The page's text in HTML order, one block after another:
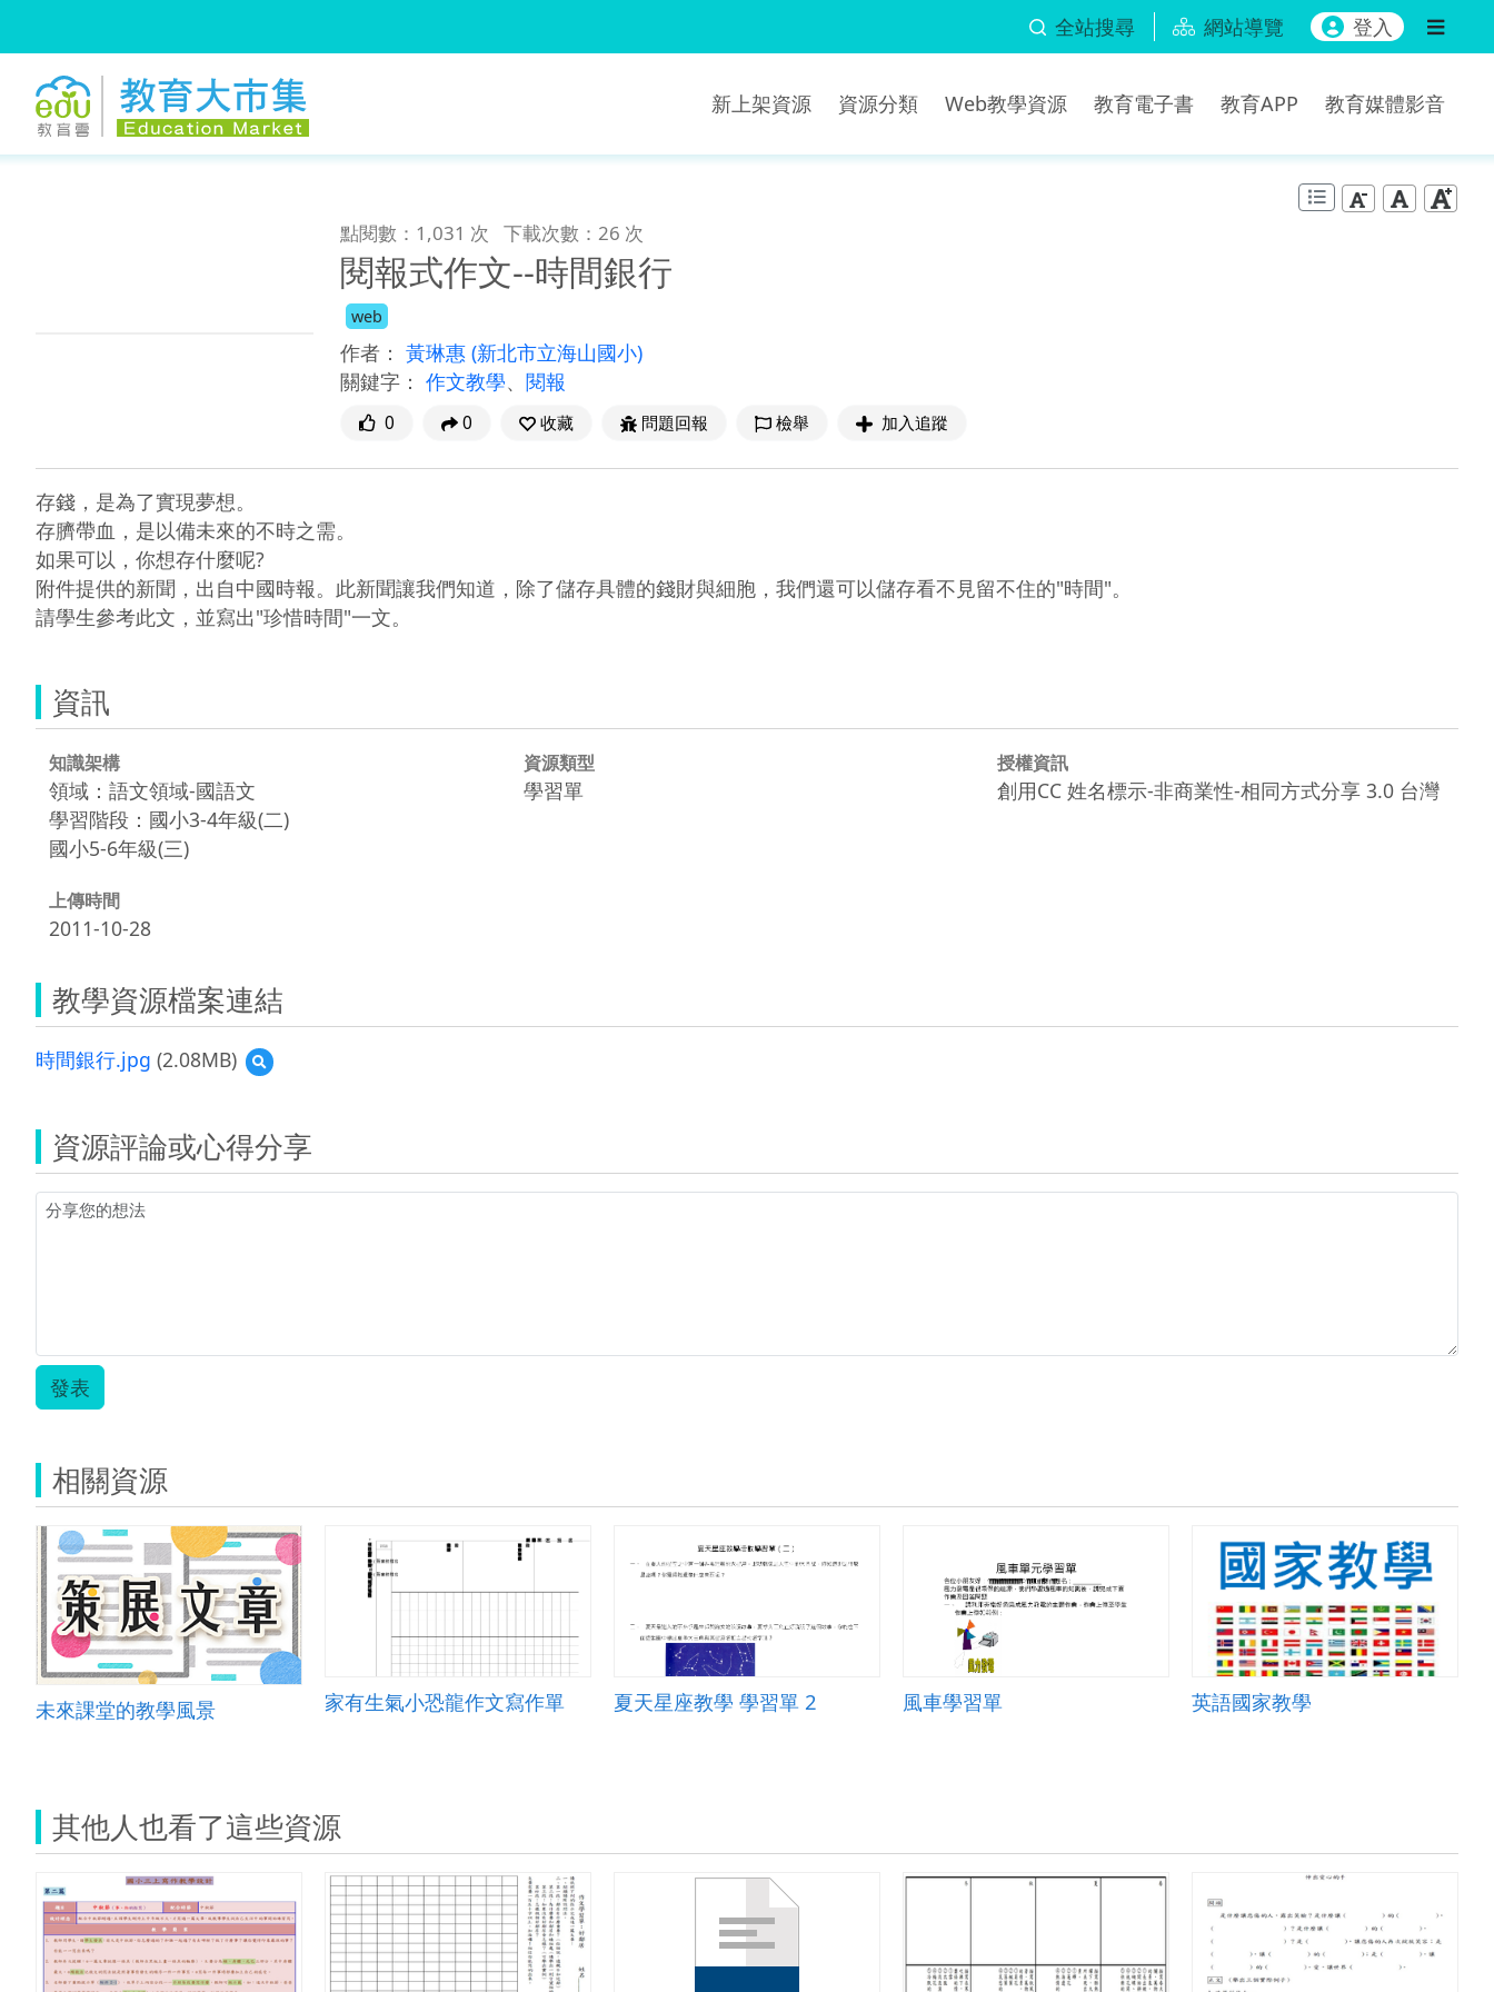
全站搜尋 網站導覽 登入
新上架資源 資源分類 Web教學資源 教育電子書 教育APP 教育媒體影音
點閱數：1,031 次 下載次數：26 次
閱報式作文--時間銀行
web
作者： 黃琳惠 (新北市立海山國小)
關鍵字： 作文教學、 閱報
0 0 收藏 問題回報 檢舉 加入追蹤
存錢，是為了實現夢想。
存臍帶血，是以備未來的不時之需。
如果可以，你想存什麼呢?
附件提供的新聞，出自中國時報。此新聞讓我們知道，除了儲存具體的錢財與細胞，我們還可以儲存看不見留不住的"時間"。
請學生參考此文，並寫出"珍惜時間"一文。
資訊
知識架構
領域：語文領域-國語文
學習階段：國小3-4年級(二)
國小5-6年級(三)
資源類型
學習單
授權資訊
創用CC 姓名標示-非商業性-相同方式分享 3.0 台灣
上傳時間
2011-10-28
教學資源檔案連結
時間銀行.jpg (2.08MB)
預
覽
銀
行.jpg
資源評論或心得分享
發表
相關資源
未來課堂的教學風景 家有生氣小恐龍作文寫作單 夏天星座教學 學習單 2 風車學習單 英語國家教學
其他人也看了這些資源